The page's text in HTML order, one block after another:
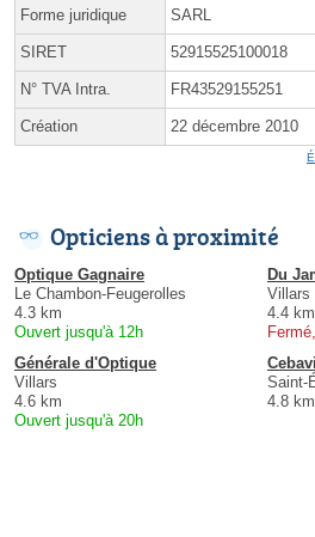
Forme juridique SARL
SIRET 52915525100018
N° TVA Intra. FR43529155251
Création 22 décembre 2010
Opticiens à proximité
Optique Gagnaire
Le Chambon-Feugerolles
4.3 km
Ouvert jusqu'à 12h
Du
Villars
4.4 km
Générale d'Optique
Villars
4.6 km
Ouvert jusqu'à 20h
Saint-
4.8 km